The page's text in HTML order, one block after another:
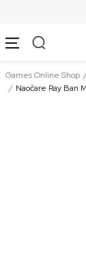
Games Online Shop
Naočare Ray Ban